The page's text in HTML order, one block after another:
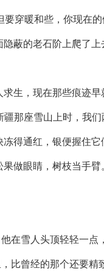
穿暖和些，你现在
蔽的老石阶上爬了
生，现在那些痕迹
那座雪山上时，我
得通红，银便握住它
做眼睛，树枝当手臂
在雪人头顶轻轻一点
曾经的那个还要精